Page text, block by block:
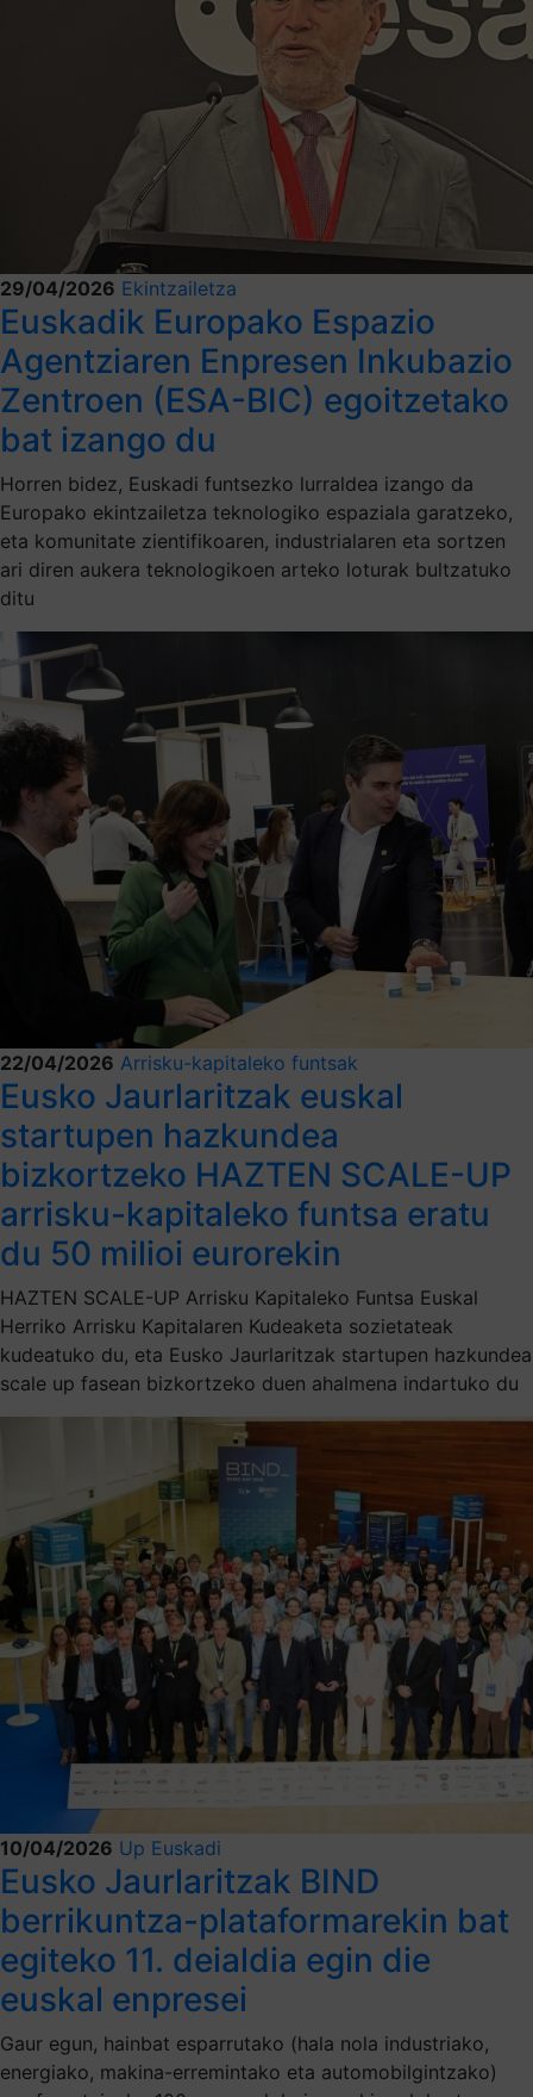
29/04/2026 Ekintzailetza
Euskadik Europako Espazio
Agentziaren Enpresen Inkubazio
Zentroen (ESA-BIC) egoitzetako
bat izango du
Horren bidez, Euskadi funtsezko lurraldea izango da
Europako ekintzailetza teknologiko espaziala garatzeko,
eta komunitate zientifikoaren, industrialaren eta sortzen
ari diren aukera teknologikoen arteko loturak bultzatuko
ditu
22/04/2026 Arrisku-kapitaleko funtsak
Eusko Jaurlaritzak euskal
startupen hazkundea
bizkortzeko HAZTEN SCALE-UP
arrisku-kapitaleko funtsa eratu
du 50 milioi eurorekin
HAZTEN SCALE-UP Arrisku Kapitaleko Funtsa Euskal
Herriko Arrisku Kapitalaren Kudeaketa sozietateak
kudeatuko du, eta Eusko Jaurlaritzak startupen hazkundea
scale up fasean bizkortzeko duen ahalmena indartuko du
10/04/2026 Up Euskadi
Eusko Jaurlaritzak BIND
berrikuntza-plataformarekin bat
egiteko 11. deialdia egin die
euskal enpresei
Gaur egun, hainbat esparrutako (hala nola industriako,
energiako, makina-erremintako eta automobilgintzako)